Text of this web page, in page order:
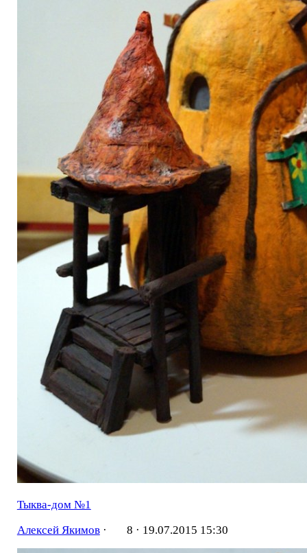
Тыква-дом №1
Алексей Якимов· 8 · 19.07.2015 15:30